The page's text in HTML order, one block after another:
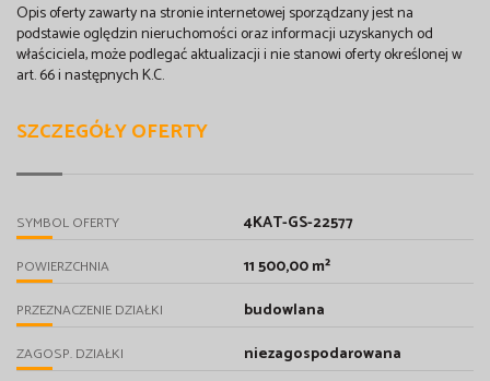
Opis oferty zawarty na stronie internetowej sporządzany jest na
podstawie oględzin nieruchomości oraz informacji uzyskanych od
właściciela, może podlegać aktualizacji i nie stanowi oferty określonej w
art. 66 i następnych K.C.
SZCZEGÓŁY OFERTY
SYMBOL OFERTY 4KAT-GS-22577
POWIERZCHNIA 11 500,00 m²
PRZEZNACZENIE DZIAŁKI budowlana
ZAGOSP. DZIAŁKI niezagospodarowana